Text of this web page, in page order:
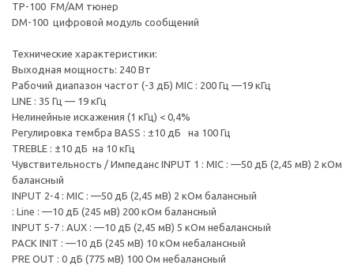
TP-100 FM/AM тюнер
DM-100 цифровой модуль сообщений
Технические характеристики:
Выходная мощность: 240 Вт
Рабочий диапазон частот (-3 дБ) MIC : 200 Гц —19 кГц
LINE : 35 Гц — 19 кГц
Нелинейные искажения (1 кГц) < 0,4%
Регулировка тембра BASS : ±10 дБ на 100 Гц
TREBLE : ±10 дБ на 10 кГц
Чувствительность / Импеданс INPUT 1 : MIC : —50 дБ (2,45 мВ) 2 кОм
балансный
INPUT 2-4 : MIC : —50 дБ (2,45 мВ) 2 кОм балансный
: Line : —10 дБ (245 мВ) 200 кОм балансный
INPUT 5-7 : AUX : —10 дБ (2,45 мВ) 5 кОм небалансный
PACK INIT : —10 дБ (245 мВ) 10 кОм небалансный
PRE OUT : 0 дБ (775 мВ) 100 Ом небалансный